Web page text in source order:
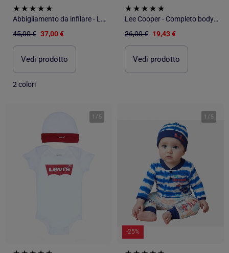
Abbigliamento da infilare - Levi's Kids
45,00 € 37,00 €
Vedi prodotto
2 colori
Lee Cooper - Completo body e leggings con cappellino neonato
26,00 € 19,43 €
Vedi prodotto
1 / 5 1 / 5
-25%